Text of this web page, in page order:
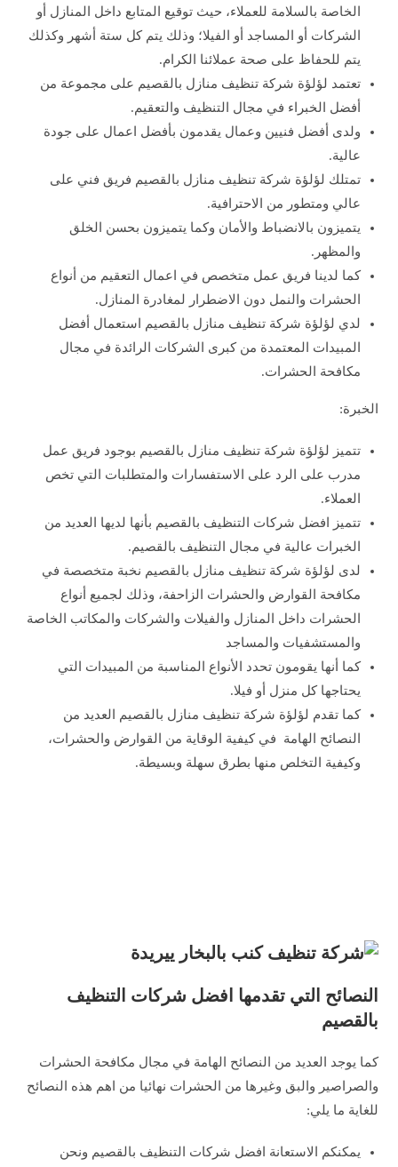
الخاصة بالسلامة للعملاء، حيث توقيع المتابع داخل المنازل أو
الشركات أو المساجد أو الفيلا؛ وذلك يتم كل ستة أشهر وكذلك
يتم للحفاظ على صحة عملائنا الكرام.
تعتمد لؤلؤة شركة تنظيف منازل بالقصيم على مجموعة من
أفضل الخبراء في مجال التنظيف والتعقيم.
ولدى أفضل فنيين وعمال يقدمون بأفضل اعمال على جودة
عالية.
تمتلك لؤلؤة شركة تنظيف منازل بالقصيم فريق فني على
عالي ومتطور من الاحترافية.
يتميزون بالانضباط والأمان وكما يتميزون بحسن الخلق
والمظهر.
كما لدينا فريق عمل متخصص في اعمال التعقيم من أنواع
الحشرات والنمل دون الاضطرار لمغادرة المنازل.
لدي لؤلؤة شركة تنظيف منازل بالقصيم استعمال أفضل
المبيدات المعتمدة من كبرى الشركات الرائدة في مجال
مكافحة الحشرات.
الخبرة:
تتميز لؤلؤة شركة تنظيف منازل بالقصيم بوجود فريق عمل
مدرب على الرد على الاستفسارات والمتطلبات التي تخص
العملاء.
تتميز افضل شركات التنظيف بالقصيم بأنها لديها العديد من
الخبرات عالية في مجال التنظيف بالقصيم.
لدى لؤلؤة شركة تنظيف منازل بالقصيم نخبة متخصصة في
مكافحة القوارض والحشرات الزاحفة، وذلك لجميع أنواع
الحشرات داخل المنازل والفيلات والشركات والمكاتب الخاصة
والمستشفيات والمساجد
كما أنها يقومون تحدد الأنواع المناسبة من المبيدات التي
يحتاجها كل منزل أو فيلا.
كما تقدم لؤلؤة شركة تنظيف منازل بالقصيم العديد من
النصائح الهامة في كيفية الوقاية من القوارض والحشرات،
وكيفية التخلص منها بطرق سهلة وبسيطة.
النصائح التي تقدمها افضل شركات التنظيف
بالقصيم
كما يوجد العديد من النصائح الهامة في مجال مكافحة الحشرات
والصراصير والبق وغيرها من الحشرات نهائيا من اهم هذه النصائح
للغاية ما يلي:
يمكنكم الاستعانة افضل شركات التنظيف بالقصيم ونحن